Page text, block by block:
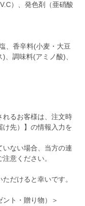
）、発色剤（亜硝酸
、香辛料(小麦・大豆
、調味料(アミノ酸)、
れるお客様は、注文時
け先）】の情報入力を
いない場合、当方の連
意ください。
だけると幸いです。
ト・贈り物）＞